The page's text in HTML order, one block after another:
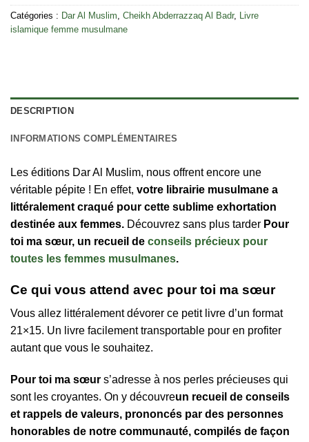
Catégories : Dar Al Muslim, Cheikh Abderrazzaq Al Badr, Livre
islamique femme musulmane
DESCRIPTION
INFORMATIONS COMPLÉMENTAIRES
Les éditions Dar Al Muslim, nous offrent encore une
véritable pépite ! En effet, votre librairie musulmane a
littéralement craqué pour cette sublime exhortation
destinée aux femmes. Découvrez sans plus tarder Pour
toi ma sœur, un recueil de conseils précieux pour
toutes les femmes musulmanes.
Ce qui vous attend avec pour toi ma sœur
Vous allez littéralement dévorer ce petit livre d’un format
21×15. Un livre facilement transportable pour en profiter
autant que vous le souhaitez.
Pour toi ma sœur s’adresse à nos perles précieuses qui
sont les croyantes. On y découvreun recueil de conseils
et rappels de valeurs, prononcés par des personnes
honorables de notre communauté, compilés de façon